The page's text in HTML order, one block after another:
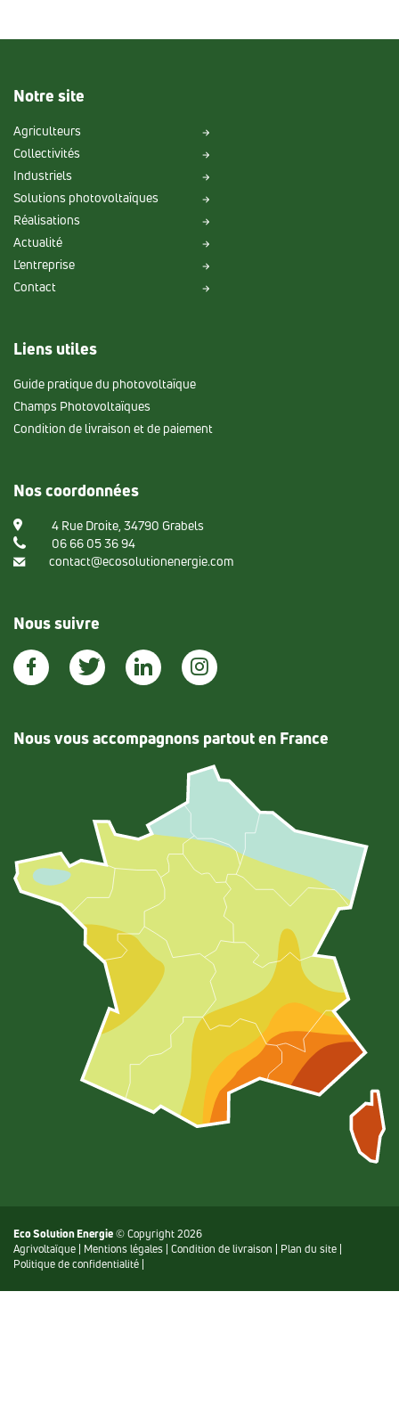
Notre site
Agriculteurs
Collectivités
Industriels
Solutions photovoltaïques
Réalisations
Actualité
L’entreprise
Contact
Liens utiles
Guide pratique du photovoltaïque
Champs Photovoltaïques
Condition de livraison et de paiement
Nos coordonnées
4 Rue Droite, 34790 Grabels
06 66 05 36 94
contact@ecosolutionenergie.com
Nous suivre
Nous vous accompagnons partout en France
Eco Solution Energie© Copyright 2026
Agrivoltaïque | Mentions légales | Condition de livraison | Plan du site |
Politique de confidentialité |